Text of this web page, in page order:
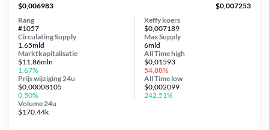
$0,006983
$0,007253
Xeffy koers
$0,007189
Circulating Supply
1.65mld
Prijs wijziging 24u
$0,00008105
0,50%
Max Supply
6mld
Marktkapitalisatie
$11.86mln
1,67%
Volume 24u
$170.44k
Rang
#1057
All Timehigh
$0,01593
54,88%
All Time low
$0,002099
242,51%